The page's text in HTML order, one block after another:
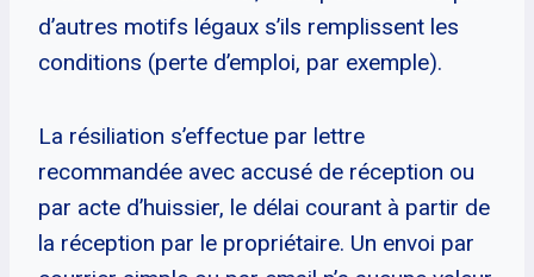
d’autres motifs légaux s’ils remplissent les
conditions (perte d’emploi, par exemple).
La résiliation s’effectue par lettre
recommandée avec accusé de réception ou
par acte d’huissier, le délai courant à partir de
la réception par le propriétaire. Un envoi par